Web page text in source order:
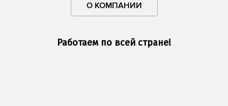
О КОМПАНИИ
Работаем по всей стране!